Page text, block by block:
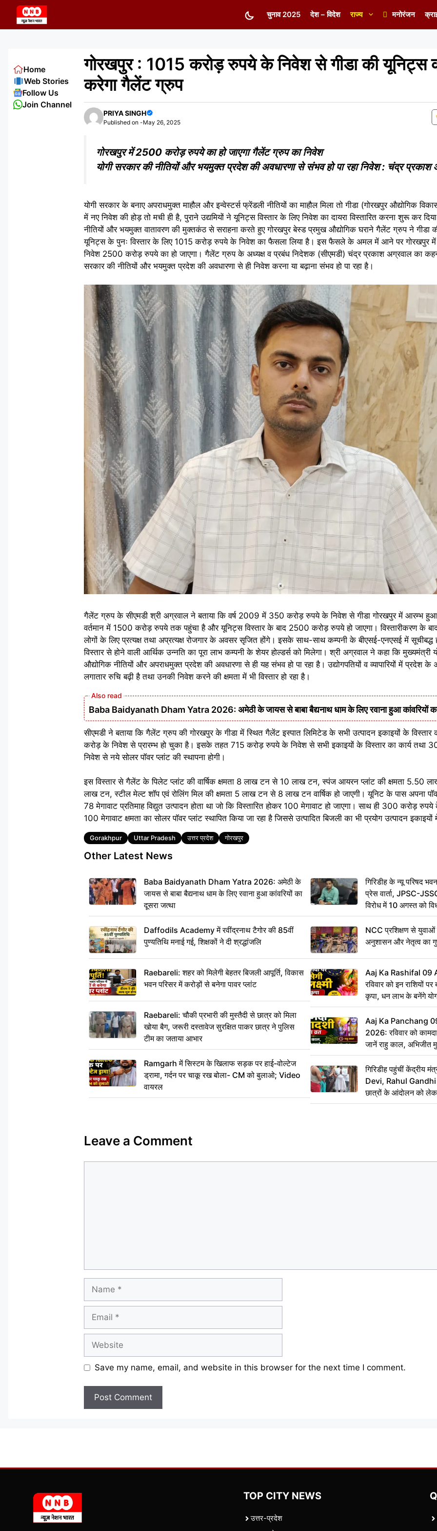
content
चुनाव 2025 देश – विदेश राज्य मनोरंजन
गोरखपुर : 1015 करोड़ रुपये के निवेश से गीडा की यूनिट्स
करेगा गैलेंट ग्रुप
PRIYA SINGH
Published on -May 26, 2025
गोरखपुर में 2500 करोड़ रुपये का हो जाएगा गैलेंट ग्रुप का निवेश
योगी सरकार की नीतियों और भयमुक्त प्रदेश की अवधारणा से संभव हो पा रहा निवेश : चंद्र प्रकाश
योगी सरकार के बनाए अपराधमुक्त माहौल और इन्वेस्टर्स फ्रेंडली नीतियों का माहौल मिला तो गीडा (गोरखपुर औद्योगिक
में नए निवेश की होड़ तो मची ही है, पुराने उद्यमियों ने यूनिट्स विस्तार के लिए निवेश का दायरा विस्तारित करना शुरू कर
नीतियों और भयमुक्त वातावरण की मुक्तकंठ से सराहना करते हुए गोरखपुर बेस्ड प्रमुख औद्योगिक घराने गैलेंट ग्रुप ने गीडा
यूनिट्स के पुनः विस्तार के लिए 1015 करोड़ रुपये के निवेश का फैसला लिया है। इस फैसले के अमल में आने पर गोरखपुर
निवेश 2500 करोड़ रुपये का हो जाएगा। गैलेंट ग्रुप के अध्यक्ष व प्रबंध निदेशक (सीएमडी) चंद्र प्रकाश अग्रवाल का
सरकार की नीतियों और भयमुक्त प्रदेश की अवधारणा से ही निवेश करना या बढ़ाना संभव हो पा रहा है।
गैलेंट ग्रुप के सीएमडी श्री अग्रवाल ने बताया कि वर्ष 2009 में 350 करोड़ रुपये के निवेश से गीडा गोरखपुर में आरम्भ
वर्तमान में 1500 करोड़ रुपये तक पहुंचा है और यूनिट्स विस्तार के बाद 2500 करोड़ रुपये हो जाएगा। विस्तारीकरण के
लोगों के लिए प्रत्यक्ष तथा अप्रत्यक्ष रोजगार के अवसर सृजित होंगे। इसके साथ-साथ कम्पनी के बीएसई-एनएसई में
विस्तार से होने वाली आर्थिक उन्नति का पूरा लाभ कम्पनी के शेयर होल्डर्स को मिलेगा। श्री अग्रवाल ने कहा कि मुख्यमंत्री
औद्योगिक नीतियों और अपराधमुक्त प्रदेश की अवधारणा से ही यह संभव हो पा रहा है। उद्योगपतियों व व्यापारियों में प्रदेश के
लगातार रुचि बढ़ी है तथा उनकी निवेश करने की क्षमता में भी विस्तार हो रहा है।
Baba Baidyanath Dham Yatra 2026: अमेठी के जायस से बाबा बैद्यनाथ धाम के लिए रवाना हुआ कांवरियों
सीएमडी ने बताया कि गैलेंट ग्रुप की गोरखपुर के गीडा में स्थित गैलेंट इस्पात लिमिटेड के सभी उत्पादन इकाइयों के विस्तार
करोड़ के निवेश से प्रारम्भ हो चुका है। इसके तहत 715 करोड़ रुपये के निवेश से सभी इकाइयों के विस्तार का कार्य तथा
निवेश से नये सोलर पॉवर प्लांट की स्थापना होगी।
इस विस्तार से गैलेंट के पिलेट प्लांट की वार्षिक क्षमता 8 लाख टन से 10 लाख टन, स्पंज आयरन प्लांट की क्षमता 5.50
लाख टन, स्टील मेल्ट शॉप एवं रोलिंग मिल की क्षमता 5 लाख टन से 8 लाख टन वार्षिक हो जाएगी। यूनिट के पास अपना
78 मेगावाट प्रतिमाह विद्युत उत्पादन होता था जो कि विस्तारित होकर 100 मेगावाट हो जाएगा। साथ ही 300 करोड़
100 मेगावाट क्षमता का सोलर पॉवर प्लांट स्थापित किया जा रहा है जिससे उत्पादित बिजली का भी प्रयोग उत्पादन इकाइयों
Tags
Gorakhpur Uttar Pradesh उत्तर प्रदेश गोरखपुर
Other Latest News
Baba Baidyanath Dham Yatra 2026: अमेठी के
जायस से बाबा बैद्यनाथ धाम के लिए रवाना हुआ कांवरियों का
दूसरा जत्था
Daffodils Academy में रवींद्रनाथ टैगोर की 85वीं
पुण्यतिथि मनाई गई, शिक्षकों ने दी श्रद्धांजलि
Raebareli: शहर को मिलेगी बेहतर बिजली आपूर्ति, विकास
भवन परिसर में करोड़ों से बनेगा पावर प्लांट
Raebareli: चौकी प्रभारी की मुस्तैदी से छात्र को मिला
खोया बैग, जरूरी दस्तावेज सुरक्षित पाकर छात्र ने पुलिस
टीम का जताया आभार
Ramgarh में सिस्टम के खिलाफ सड़क पर हाई-वोल्टेज
ड्रामा, गर्दन पर चाकू रख बोला- CM को बुलाओ; Video
वायरल
गिरिडीह के न्यू परिषद
प्रेस वार्ता, JPSC-
विरोध में 10 अगस्त को
ऐलान
NCC प्रशिक्षण से युवाओं
अनुशासन और नेतृत्व का
Aaj Ka Rashifal 09
रविवार को इन राशियों पर
कृपा, धन लाभ के बनेंगे
Aaj Ka Panchang
2026: रविवार को
जानें राहु काल, अभिजीत
गिरिडीह पहुंचीं केंद्रीय
Devi, Rahul Gandhi
छात्रों के आंदोलन को
Leave a Comment
Save my name, email, and website in this browser for the next time I comment.
Home
Web Stories
Follow Us
Join Channel
TOP CITY NEWS
उत्तर-प्रदेश